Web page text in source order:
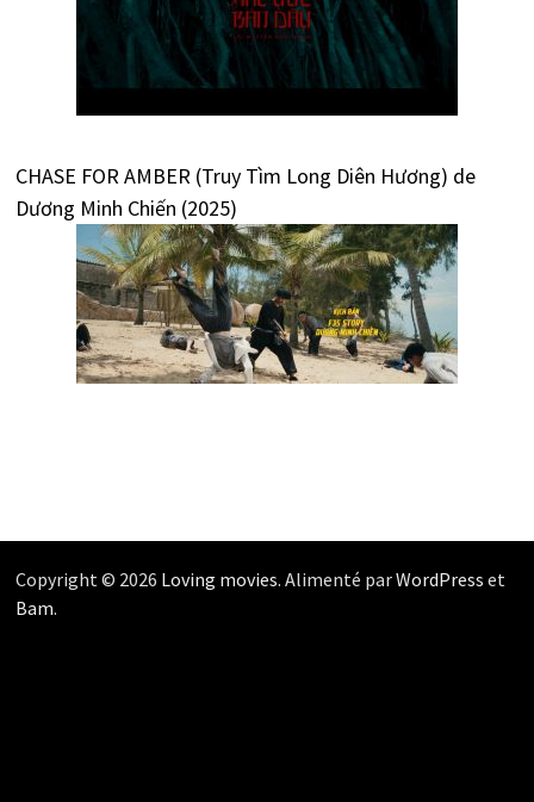
CHASE FOR AMBER (Truy Tìm Long Diên Hương) de
Dương Minh Chiến (2025)
Copyright © 2026 Loving movies. Alimenté parWordPress et
Bam.